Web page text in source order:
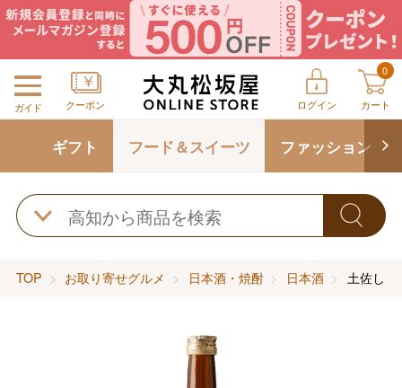
ガイド クーポン ログイン
0
カート
ギフト フード＆スイーツ ファッション
TOP お取り寄せグルメ 日本酒・焼酎 日本酒 土佐し